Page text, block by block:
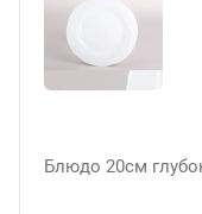
Блюдо 20см